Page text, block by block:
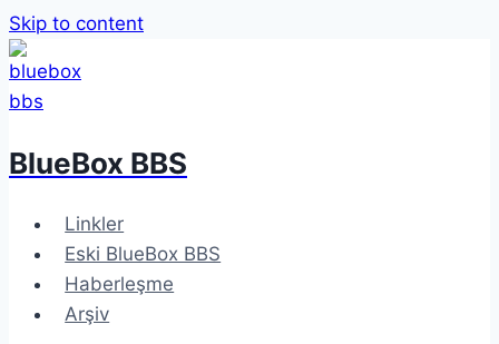
Skip to content
BlueBox BBS
Linkler
Eski BlueBox BBS
Haberleşme
Arşiv